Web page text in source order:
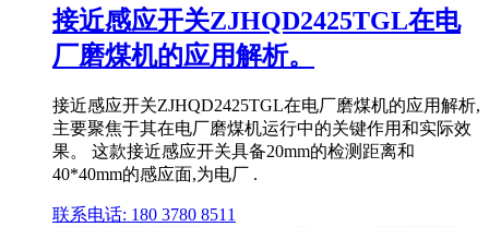
接近感应开关ZJHQD2425TGL在电
厂磨煤机的应用解析。
接近感应开关ZJHQD2425TGL在电厂磨煤机的应用解析,
主要聚焦于其在电厂磨煤机运行中的关键作用和实际效
果。 这款接近感应开关具备20mm的检测距离和
40*40mm的感应面,为电厂 .
联系电话: 180 3780 8511